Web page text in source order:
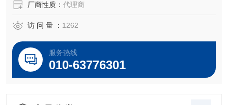
厂商性质： 代理商
访 问 量 ： 1262
服务热线
010-63776301